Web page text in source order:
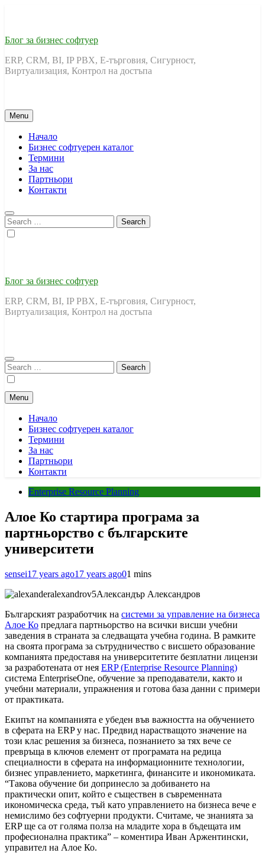
Блог за бизнес софтуер
ERP, CRM, BI, IP PBX, Е-търговия, Сигурност,
Виртуализация, Контрол на достъпа
Menu
Начало
Бизнес софтуерен каталог
Термини
За нас
Партньори
Контакти
Search
for:
Блог за бизнес софтуер
ERP, CRM, BI, IP PBX, Е-търговия, Сигурност,
Виртуализация, Контрол на достъпа
Search
for:
Menu
Начало
Бизнес софтуерен каталог
Термини
За нас
Партньори
Контакти
Enterprise Resource Planning
Алое Ко стартира програма за
партньорство с българските
университети
sensei17 years ago17 years ago01 mins
Александър Александров
Българският разработчик на системи за управление на бизнеса
Алое Ко предлага партньорство на всички висши учебни
заведения в страната за следващата учебна година. В рамките
на своята програма за сътрудничество с висшето образование
компанията предоставя на университетите безплатни лицензи
за разработената от нея ERP (Enterprise Resource Planning)
система EnterpriseOne, обучение за преподаватели, както и
учебни материали, упражнения и готова база данни с примери
от практиката.
Екипът на компанията е убеден във важността на обучението
в сферата на ERP у нас. Предвид нарастващото значение на
този клас решения за бизнеса, познанието за тях вече се
превръща в ключов елемент от програмата на редица
специалности в сферата на информационните технологии,
бизнес управлението, маркетинга, финансите и икономиката.
“Такова обучение би допринесло за добиването на
практически опит, който е съществен в съвременната
икономическа среда, тъй като управлението на бизнеса вече е
немислимо без софтуерни продукти. Считаме, че знанията за
ERP ще са от голяма полза на младите хора в бъдещата им
професионална практика” – коментира Иван Аржентински,
управител на Алое Ко.